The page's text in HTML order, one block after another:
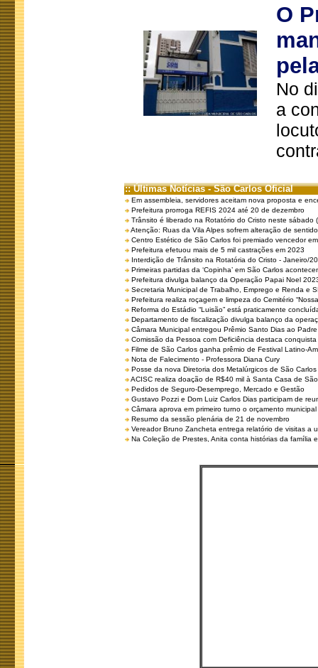
O
No
a
:: Últimas Notícias - São Carlos Oficial
Em assembleia, servidores aceitam nova proposta e
Prefeitura prorroga REFIS 2024 até 20 de dezembro
Trânsito é liberado na Rotatório do Cristo neste sábado
Atenção: Ruas da Vila Alpes sofrem alteração de
Centro Estético de São Carlos foi premiado vencedor
Prefeitura efetuou mais de 5 mil castrações em 2023
Interdição de Trânsito na Rotatória do Cristo - Janeiro/
Primeiras partidas da ‘Copinha’ em São Carlos
Prefeitura divulga balanço da Operação Papai Noel
Secretaria Municipal de Trabalho, Emprego e Renda e
Prefeitura realiza roçagem e limpeza do Cemitério
Reforma do Estádio “Luisão” está praticamente
Departamento de fiscalização divulga balanço da
Câmara Municipal entregou Prêmio Santo Dias ao
Comissão da Pessoa com Deficiência destaca
Filme de São Carlos ganha prêmio de Festival Latino-
Nota de Falecimento - Professora Diana Cury
Posse da nova Diretoria dos Metalúrgicos de São
ACISC realiza doação de R$40 mil à Santa Casa de
Pedidos de Seguro-Desemprego, Mercado e Gestão
Gustavo Pozzi e Dom Luiz Carlos Dias participam de
Câmara aprova em primeiro turno o orçamento
Resumo da sessão plenária de 21 de novembro
Vereador Bruno Zancheta entrega relatório de visitas a
Na Coleção de Prestes, Anita conta histórias da família